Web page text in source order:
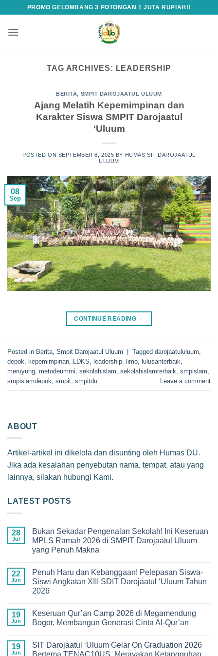
content
PROMO GELOMBANG 3 POTONGAN 1 JUTA RUPIAH!!
TAG ARCHIVES: LEADERSHIP
BERITA, SMPIT DAROJAATUL ULUUM
Ajang Melatih Kepemimpinan dan
Karakter Siswa SMPIT Darojaatul
‘Uluum
POSTED ON SEPTEMBER 8, 2025 BY HUMAS SIT DAROJAATUL
ULUUM
08
Sep
CONTINUE READING →
Posted in Berita, Smpit Darojaatul Uluum Tagged darojaatululuum,
depok, kepemimpinan, LDKS, leadership, limo, lulusanterbaik,
meruyung, metodeummi, sekolahislam, sekolahislamterbaik, smpislam,
smpislamdepok, smpit, smpitdu Leave a comment
ABOUT
Artikel-artikel ini dikelola dan disunting oleh Humas DU.
Jika ada kesalahan penyebutan nama, tempat, atau yang
lainnya, silakan hubungi Kami.
LATEST POSTS
28
Jul
Bukan Sekadar Pengenalan Sekolah! Ini Keseruan
MPLS Ramah 2026 di SMPIT Darojaatul Uluum
yang Penuh Makna
on
Bukan
Sekadar
Pengenalan
Keseruan
MPLS
Ramah
SMPIT
Darojaatul
Uluum
22
Jun
Penuh Haru dan Kebanggaan! Pelepasan Siswa-
Siswi Angkatan XIII SDIT Darojaatul ‘Uluum Tahun
2026
on
Penuh
Haru
Pelepasan
Siswa-
19
Jun
Keseruan Qur’an Camp 2026 di Megamendung
Bogor, Membangun Generasi Cinta Al-Qur’an
on
Keseruan
19
Jun
SIT Darojaatul ‘Uluum Gelar On Graduation 2026
Bertema TENAC10US, Merayakan Ketangguhan